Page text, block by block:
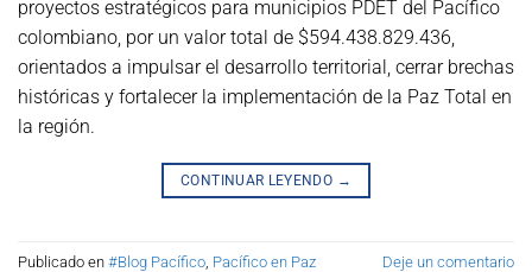
proyectos estratégicos para municipios PDET del Pacífico
colombiano, por un valor total de $594.438.829.436,
orientados a impulsar el desarrollo territorial, cerrar brechas
históricas y fortalecer la implementación de la Paz Total en
la región.
CONTINUAR LEYENDO →
Publicado en #Blog Pacífico Pacífico en Paz Deje un comentario